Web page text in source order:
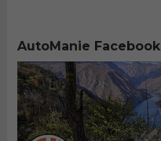
AutoManie Facebook